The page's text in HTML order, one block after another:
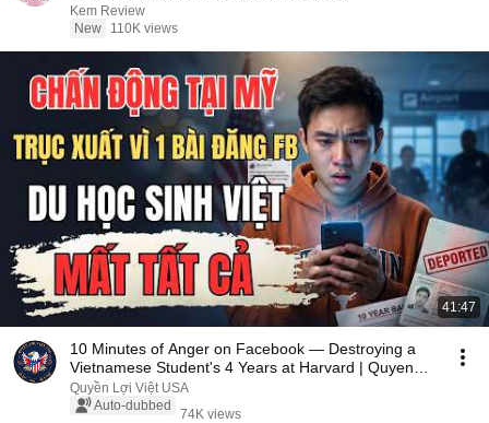
Kem Review
New
110K views
41:47
10 Minutes of Anger on Facebook — Destroying a
Vietnamese Student's 4 Years at Harvard | Quyen
Lo...
Quyền Lợi Việt USA
Auto-dubbed
74K views